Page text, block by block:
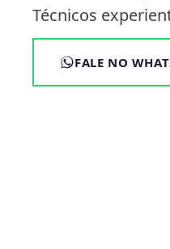
Técnicos
FALE NO